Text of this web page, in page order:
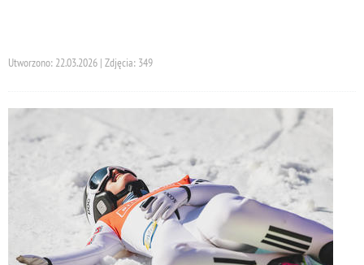
Utworzono: 22.03.2026 | Zdjęcia: 349